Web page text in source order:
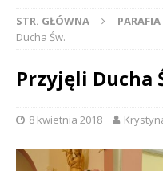
STR. GŁÓWNA PARAFIA
Ducha Św.
Przyjęli Ducha
8 kwietnia 2018